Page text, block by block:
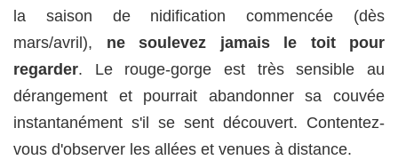
la saison de nidification commencée (dès
mars/avril), ne soulevez jamais le toit pour
regarder. Le rouge-gorge est très sensible au
dérangement et pourrait abandonner sa couvée
instantanément s'il se sent découvert. Contentez-
vous d'observer les allées et venues à distance.